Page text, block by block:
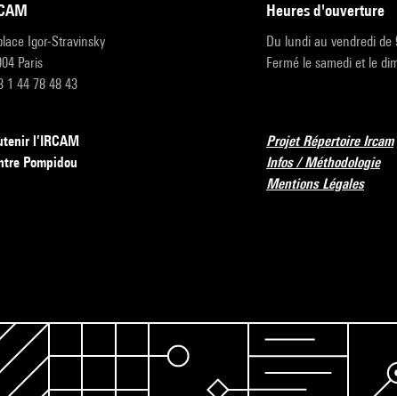
Igor-Stravinsky
Paris
1 44 78 48 43
heures d'ouverture
Du lundi au vendredi de
Fermé le samedi et le
l’IRCAM
Pompidou
Projet Répertoire Ircam
Infos / Méthodologie
Mentions Légales